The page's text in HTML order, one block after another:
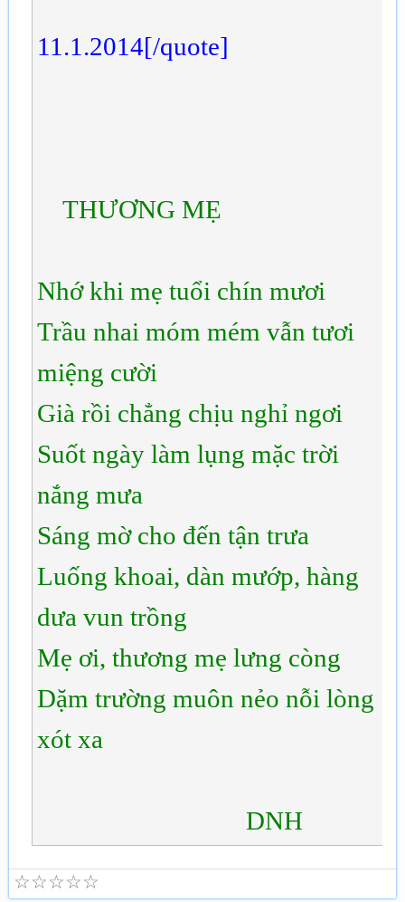
11.1.2014[/quote]
THƯƠNG MẸ
Nhớ khi mẹ tuổi chín mươi
Trầu nhai móm mém vẫn tươi
miệng cười
Già rồi chẳng chịu nghỉ ngơi
Suốt ngày làm lụng mặc trời
nắng mưa
Sáng mờ cho đến tận trưa
Luống khoai, dàn mướp, hàng
dưa vun trồng
Mẹ ơi, thương mẹ lưng còng
Dặm trường muôn nẻo nỗi lòng
xót xa
DNH
☆
☆
☆
☆
☆